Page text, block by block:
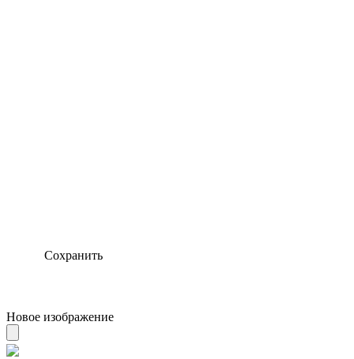
Сохранить
Новое изображение